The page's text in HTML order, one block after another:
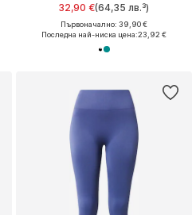
32,90 €(64,35 лв.³)
Първоначално: 39,90 €
Последна най-ниска цена:23,92 €